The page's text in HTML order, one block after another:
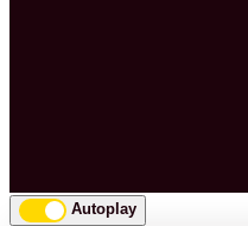
Autoplay